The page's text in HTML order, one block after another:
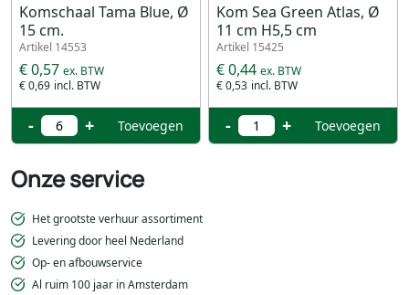
Onze service
Het grootste verhuur assortiment
Levering door heel Nederland
Op- en afbouwservice
Al ruim 100 jaar in Amsterdam
Komschaal Tama Blue, Ø
15 cm.
Artikel 14553
€ 0,69
€ 0,57
- + Toevoegen
Kom Sea Green Atlas, Ø
11 cm H5,5 cm
Artikel 15425
€ 0,53
€ 0,44
- + Toevoegen